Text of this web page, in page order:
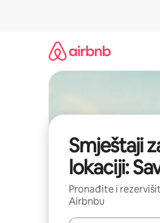
Smještaji
lokaciji:
Pronađite i
Airbnbu